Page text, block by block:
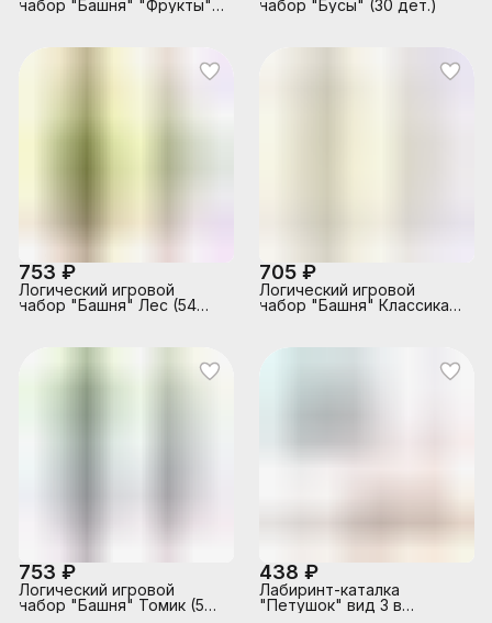
набор "Башня" "Фрукты" (
набор "Бусы" (30 дет.)
753 ₽
Логический игровой
набор "Башня" Лес (54
705 ₽
Логический игровой
набор "Башня" Классика
753 ₽
Логический игровой
набор "Башня" Томик (54
438 ₽
Лабиринт-каталка
"Петушок" вид 3 в